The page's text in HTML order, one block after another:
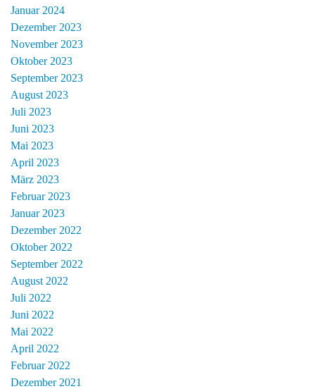
Januar 2024
Dezember 2023
November 2023
Oktober 2023
September 2023
August 2023
Juli 2023
Juni 2023
Mai 2023
April 2023
März 2023
Februar 2023
Januar 2023
Dezember 2022
Oktober 2022
September 2022
August 2022
Juli 2022
Juni 2022
Mai 2022
April 2022
Februar 2022
Dezember 2021